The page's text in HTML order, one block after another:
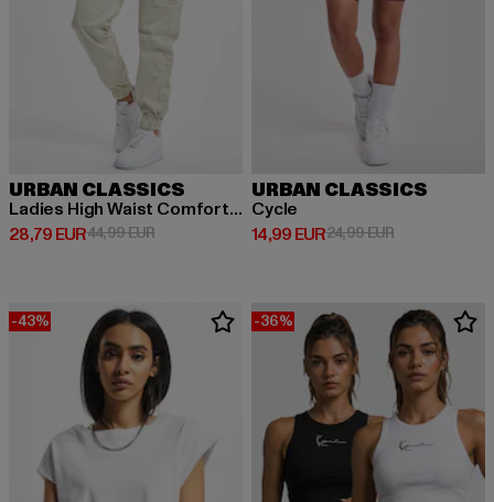
URBAN CLASSICS
Ladies High Waist Comfort Jogging
28,79 EUR
Derzeitiger Preis: 28,79 EUR
44,99 EURAktionspreis: 44,99 EUR
URBAN CLASSICS
Cycle
14,99 EUR
Derzeitiger Preis: 14,99 EUR
24,99 EURAktionspreis:
-43% -36%